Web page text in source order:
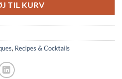
TIL KURV
, Recipes & Cocktails